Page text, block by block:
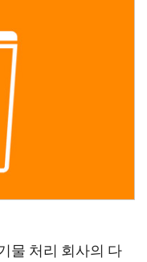
물 처리 회사의 다